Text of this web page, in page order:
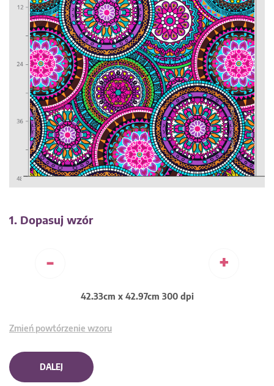
1. Dopasuj wzór
- +
42.33cm x 42.97cm 300 dpi
Zmień powtórzenie wzoru
DALEJ